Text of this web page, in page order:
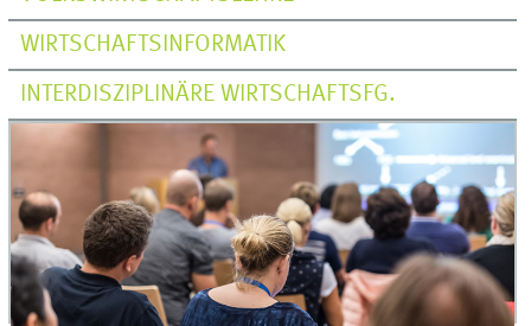
WIRTSCHAFTSINFORMATIK
INTERDISZIPLINÄRE WIRTSCHAFTSFG.